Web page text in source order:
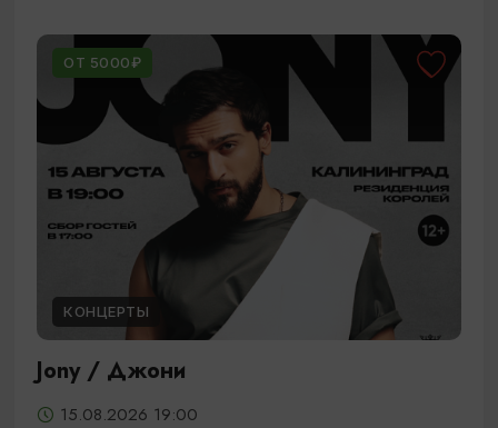
ОТ 5000₽
КОНЦЕРТЫ
Jony / Джони
15.08.2026 19:00